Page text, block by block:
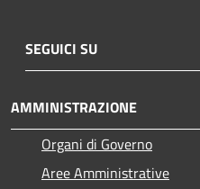
SEGUICI SU
AMMINISTRAZIONE
Organi di Governo
Aree Amministrative